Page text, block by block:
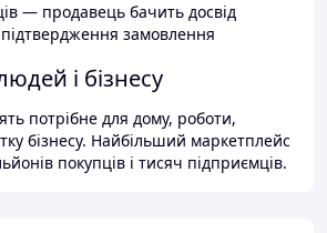
— продавець бачить досвід
замовлення
і бізнесу
потрібне для дому, роботи,
бізнесу. Найбільший маркетплейс
покупців і тисяч підприємців.